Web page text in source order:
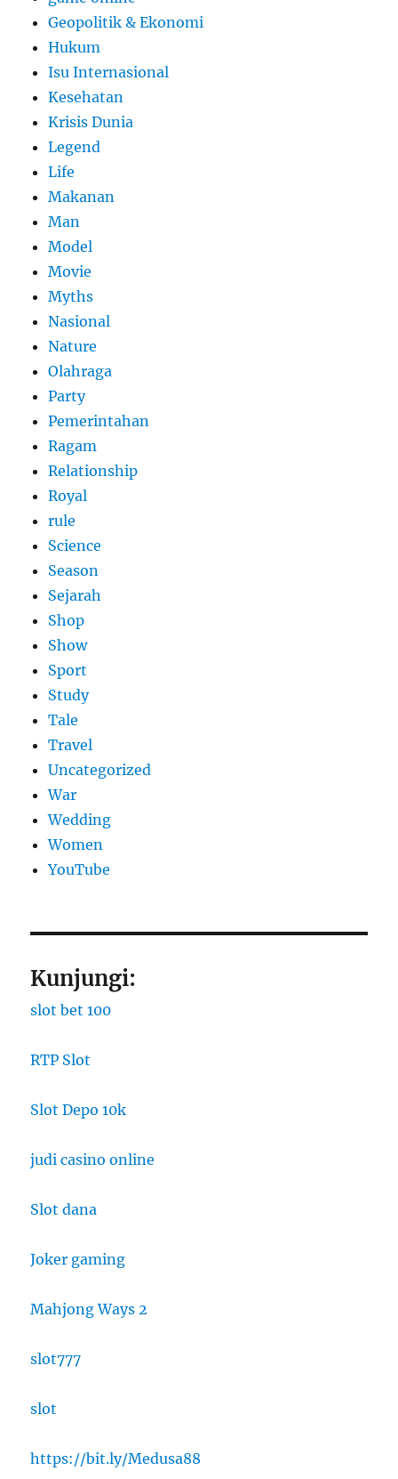
Geopolitik & Ekonomi
Hukum
Isu Internasional
Kesehatan
Krisis Dunia
Legend
Life
Makanan
Man
Model
Movie
Myths
Nasional
Nature
Olahraga
Party
Pemerintahan
Ragam
Relationship
Royal
rule
Science
Season
Sejarah
Shop
Show
Sport
Study
Tale
Travel
Uncategorized
War
Wedding
Women
YouTube
Kunjungi:
slot bet 100
RTP Slot
Slot Depo 10k
judi casino online
Slot dana
Joker gaming
Mahjong Ways 2
slot777
slot
https://bit.ly/Medusa88